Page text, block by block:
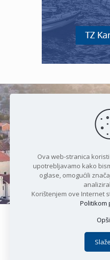
Čudesan spoj
Copyright © 2021 Općina
Politika
Ova web-stranica
upotrebljavamo kako
oglase, omogućili
Korištenjem ove Internet
Politikom